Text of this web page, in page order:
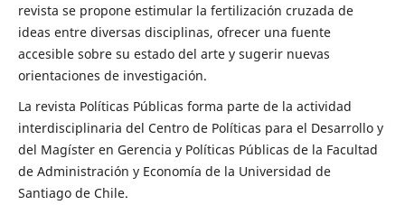
revista se propone estimular la fertilización cruzada de
ideas entre diversas disciplinas, ofrecer una fuente
accesible sobre su estado del arte y sugerir nuevas
orientaciones de investigación.
La revista Políticas Públicas forma parte de la actividad
interdisciplinaria del Centro de Políticas para el Desarrollo y
del Magíster en Gerencia y Políticas Públicas de la Facultad
de Administración y Economía de la Universidad de
Santiago de Chile.